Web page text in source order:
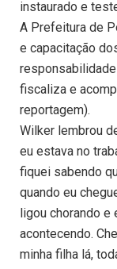
instaurado e
A Prefeitura de
e capacitação
fiscaliza e
reportagem).
Wilker lembrou
eu estava no
fiquei sabendo
quando eu
ligou chorando e
acontecendo.
minha filha lá,